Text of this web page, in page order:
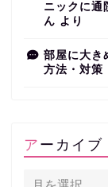
ニックに通
ん より
部屋に大き
方法・対策
アーカイブ